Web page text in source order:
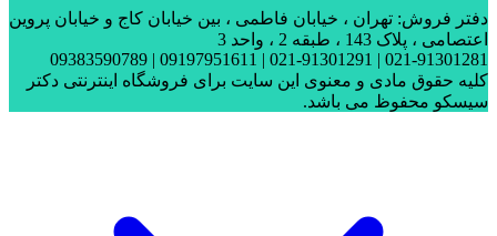
دفتر فروش: تهران ، خیابان فاطمی ، بین خیابان کاج و خیابان پروین
اعتصامی ، پلاک 143 ، طبقه 2 ، واحد 3
021-91301281 | 021-91301291 | 09197951611 | 09383590789
کلیه حقوق مادی و معنوی این سایت برای فروشگاه اینترنتی دکتر
سیسکو محفوظ می باشد.